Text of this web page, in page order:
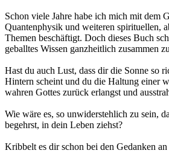
Schon viele Jahre habe ich mich mit dem
Quantenphysik und weiteren spirituellen,
Themen beschäftigt. Doch dieses Buch
geballtes Wissen ganzheitlich zusammen
Hast du auch Lust, dass dir die Sonne so
Hintern scheint und du die Haltung einer
wahren Gottes zurück erlangst und
Wie wäre es, so unwiderstehlich zu sein,
begehrst, in dein Leben ziehst?
Kribbelt es dir schon bei den Gedanken